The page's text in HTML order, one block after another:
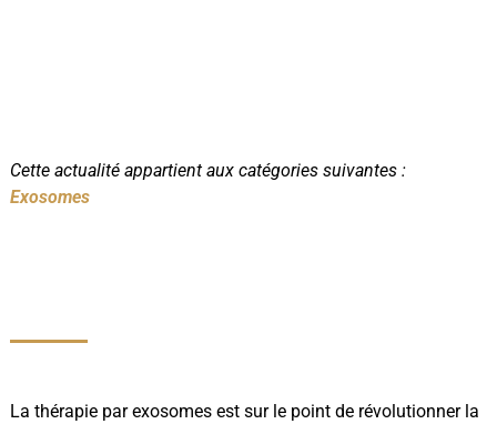
Cette actualité appartient aux catégories suivantes :
Exosomes
La thérapie par exosomes est sur le point de révolutionner la